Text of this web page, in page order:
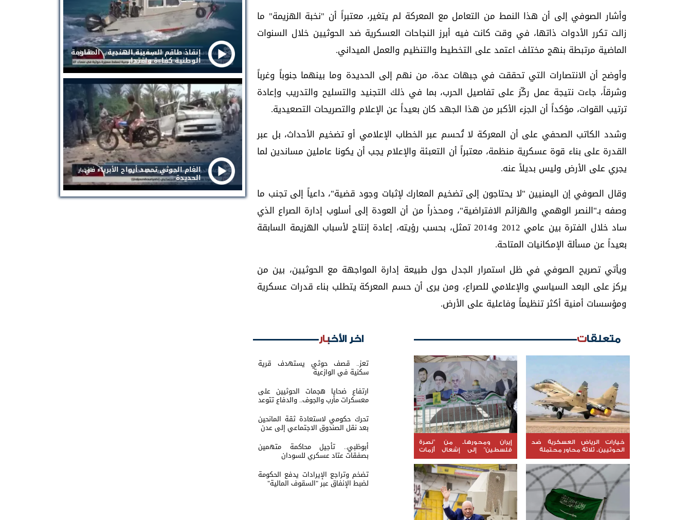
وأشار الصوفي إلى أن هذا النمط من التعامل مع المعركة لم يتغير، معتبراً أن "نخبة الهزيمة" ما
زالت تكرر الأدوات ذاتها، في وقت كانت فيه أبرز النجاحات العسكرية ضد الحوثيين خلال السنوات
الماضية مرتبطة بنهج مختلف اعتمد على التخطيط والتنظيم والعمل الميداني.
وأوضح أن الانتصارات التي تحققت في جبهات عدة، من نهم إلى الحديدة وما بينهما جنوباً وغرباً
وشرقاً، جاءت نتيجة عمل ركّز على تفاصيل الحرب، بما في ذلك التجنيد والتسليح والتدريب وإعادة
ترتيب القوات، مؤكداً أن الجزء الأكبر من هذا الجهد كان بعيداً عن الإعلام والتصريحات التصعيدية.
وشدد الكاتب الصحفي على أن المعركة لا تُحسم عبر الخطاب الإعلامي أو تضخيم الأحداث، بل عبر
القدرة على بناء قوة عسكرية منظمة، معتبراً أن التعبئة والإعلام يجب أن يكونا عاملين مساندين لما
يجري على الأرض وليس بديلاً عنه.
وقال الصوفي إن اليمنيين "لا يحتاجون إلى تضخيم المعارك لإثبات وجود قضية"، داعياً إلى تجنب ما
وصفه بـ"النصر الوهمي والهزائم الافتراضية"، ومحذراً من أن العودة إلى أسلوب إدارة الصراع الذي
ساد خلال الفترة بين عامي 2012 و2014 تمثل، بحسب رؤيته، إعادة إنتاج لأسباب الهزيمة السابقة
بعيداً عن مسألة الإمكانيات المتاحة.
ويأتي تصريح الصوفي في ظل استمرار الجدل حول طبيعة إدارة المواجهة مع الحوثيين، بين من
يركز على البعد السياسي والإعلامي للصراع، ومن يرى أن حسم المعركة يتطلب بناء قدرات عسكرية
ومؤسسات أمنية أكثر تنظيماً وفاعلية على الأرض.
متعلقات
خيارات الرياض العسكرية ضد
الحوثيين.. ثلاثة محاور محتملة
إيران ومحورها.. من "نصرة
فلسطين" إلى إشعال أزمات
المنطقة
اخر الأخبار
تعز.. قصف حوثي يستهدف قرية
سكنية في الوازعية
ارتفاع ضحايا هجمات الحوثيين على
معسكرات مأرب والجوف.. والدفاع تتوعد
تحرك حكومي لاستعادة ثقة المانحين
بعد نقل الصندوق الاجتماعي إلى عدن
أبوظبي.. تأجيل محاكمة متهمين
بصفقات عتاد عسكري للسودان
تضخم وتراجع الإيرادات يدفع الحكومة
لضبط الإنفاق عبر "السقوف المالية"
إنقاذ طاقم السفينة الهندية .. المقاومة
الوطنية كفاءة واقتدار
الغام الحوثي تحصد أرواح الأبرياء في
الحديدة